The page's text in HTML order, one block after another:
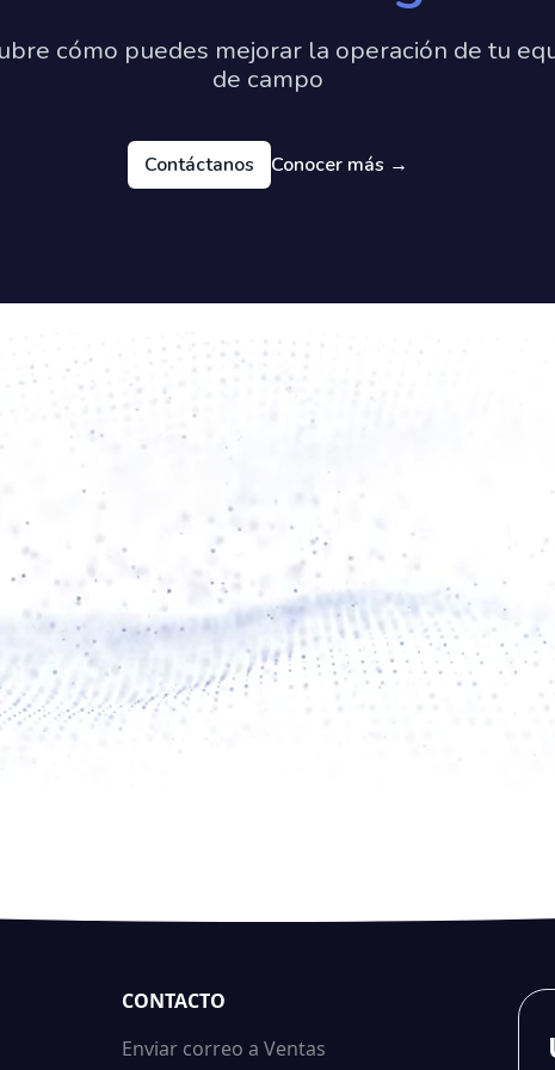
cómo puedes mejorar la operación de tu
de campo
Contáctanos Conocer más →
CONTACTO
Enviar correo a Ventas